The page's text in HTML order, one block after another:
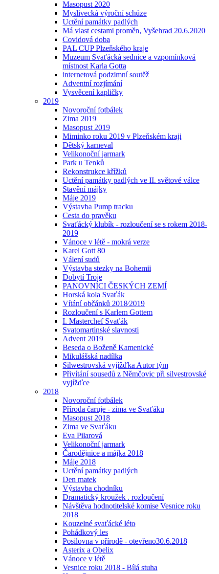
Masopust 2020
Myslivecká výroční schůze
Uctění památky padlých
Má vlast cestami proměn, Vyšehrad 20.6.2020
Covidová doba
PAL CUP Plzeňského kraje
Muzeum Svaťácká sednice a vzpomínková
místnost Karla Gotta
internetová podzimní soutěž
Adventní rozjímání
Vysvěcení kapličky
2019
Novoroční fotbálek
Zima 2019
Masopust 2019
Miminko roku 2019 v Plzeňském kraji
Dětský karneval
Velikonoční jarmark
Park u Tenků
Rekonstrukce křížků
Uctění památky padlých ve II. světové válce
Stavění májky
Máje 2019
Výstavba Pump tracku
Cesta do pravěku
Svaťácký klubík - rozloučení se s rokem 2018-
2019
Vánoce v létě - mokrá verze
Karel Gott 80
Válení sudů
Výstavba stezky na Bohemii
Dobytí Troje
PANOVNÍCI ČESKÝCH ZEMÍ
Horská kola Svaťák
Vítání občánků 2018⁄2019
Rozloučení s Karlem Gottem
I. Masterchef Svaťák
Svatomartinské slavnosti
Advent 2019
Beseda o Boženě Kamenické
Mikulášská nadílka
Silwestrovská vyjížďka Autor tým
Přivítání sousedů z Němčovic při silvestrovské
vyjížďce
2018
Novoroční fotbálek
Příroda čaruje - zima ve Svaťáku
Masopust 2018
Zima ve Svaťáku
Eva Pilarová
Velikonoční jarmark
Čarodějnice a májka 2018
Máje 2018
Uctění památky padlých
Den matek
Výstavba chodníku
Dramatický kroužek . rozloučení
Návštěva hodnotitelské komise Vesnice roku
2018
Kouzelné svaťácké léto
Pohádkový les
Posilovna v přírodě - otevřeno30.6.2018
Asterix a Obelix
Vánoce v létě
Vesnice roku 2018 - Bílá stuha